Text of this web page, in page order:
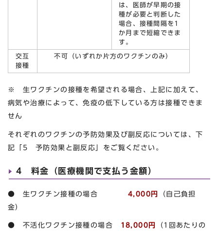
は、医師が早期の接
種が必要と判断した
場合、接種間隔を1
か月まで短縮できま
す。
交互
接種
不可（いずれか片方のワクチンのみ）
※ 生ワクチンの接種を希望される場合、上記に加えて、
病気や治療によって、免疫の低下している方は接種できま
せん
それぞれのワクチンの予防効果及び副反応については、下
記「5 予防効果と副反応」をご覧ください。
4 料金（医療機関で支払う金額）
● 生ワクチン接種の場合 4,000円
（自己負担
金）
● 不活化ワクチン接種の場合 18,000円
（1回あたりの